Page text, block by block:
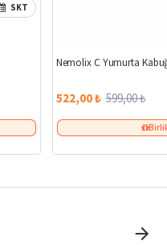
SKT
Nemolix C Yumurta
522,00 ₺ 599,00 ₺